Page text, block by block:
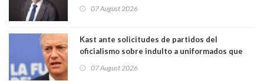
democracia” y "defendemos la alternancia en el
07 August 2026
Kast ante solicitudes de partidos del
oficialismo sobre indulto a uniformados que
07 August 2026